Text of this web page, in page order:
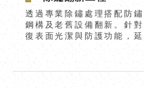
透過專業除鏽處理搭配防
鋼構及老舊設備翻新。針
復表面光潔與防護功能，